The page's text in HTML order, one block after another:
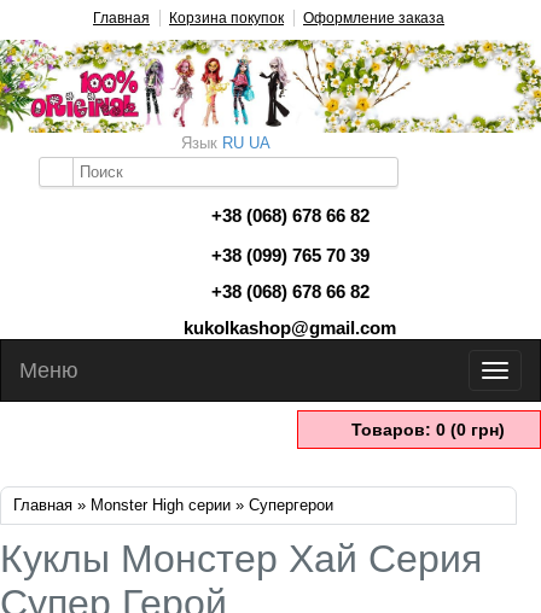
Главная Корзина покупок Оформление заказа
Язык RU UA
Товаров: 0 (0 грн)
+38 (068) 678 66 82
+38 (099) 765 70 39
+38 (068) 678 66 82
kukolkashop@gmail.com
Меню
Главная » Monster High серии » Супергерои
Куклы Монстер Хай Серия
Супер Герой